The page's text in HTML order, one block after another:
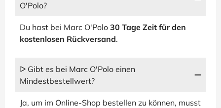
O'Polo?
Du hast bei Marc O'Polo 30 Tage Zeit für den
kostenlosen Rückversand.
ᐅ Gibt es bei Marc O'Polo einen
Mindestbestellwert?
Ja, um im Online-Shop bestellen zu können, musst